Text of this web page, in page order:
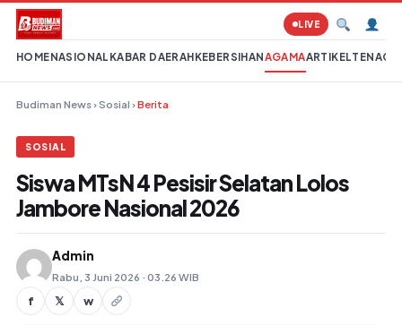
Lompat ke konten
HOMENASIONAL KABAR DAERAHKEBERSIHANAGAMAARTIKELTENAGA
LIVE
Budiman News ›Sosial ›Berita
SOSIAL
Siswa MTsN 4 Pesisir Selatan Lolos
Jambore Nasional 2026
Admin
Rabu, 3 Juni 2026 · 03.26 WIB
f 𝕏 w